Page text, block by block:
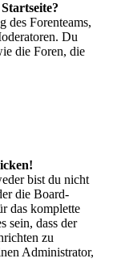
des Forenteams,
Du
die Foren, die
bist du nicht
die Board-
das komplette
sein, dass der
zu
Administrator,